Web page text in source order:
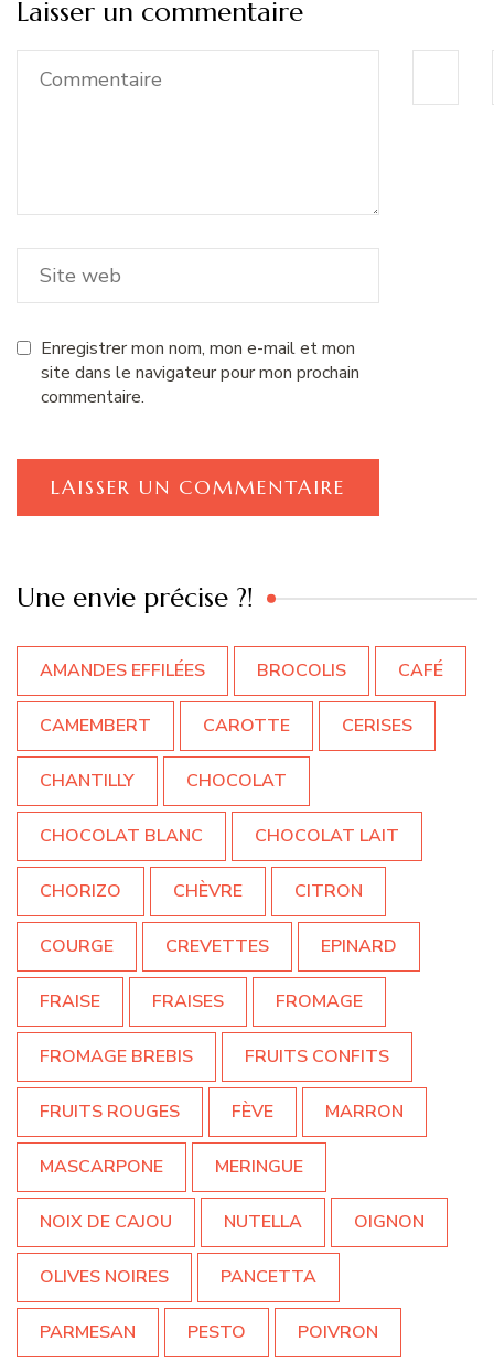
Laisser un commentaire
Enregistrer mon nom, mon e-mail et mon
site dans le navigateur pour mon prochain
commentaire.
Une envie précise ?!
AMANDES EFFILÉES BROCOLIS CAFÉ
CAMEMBERT CAROTTE CERISES
CHANTILLY CHOCOLAT
CHOCOLAT BLANC CHOCOLAT LAIT
CHORIZO CHÈVRE CITRON
COURGE CREVETTES EPINARD
FRAISE FRAISES FROMAGE
FROMAGE BREBIS FRUITS CONFITS
FRUITS ROUGES FÈVE MARRON
MASCARPONE MERINGUE
NOIX DE CAJOU NUTELLA OIGNON
OLIVES NOIRES PANCETTA
PARMESAN PESTO POIVRON